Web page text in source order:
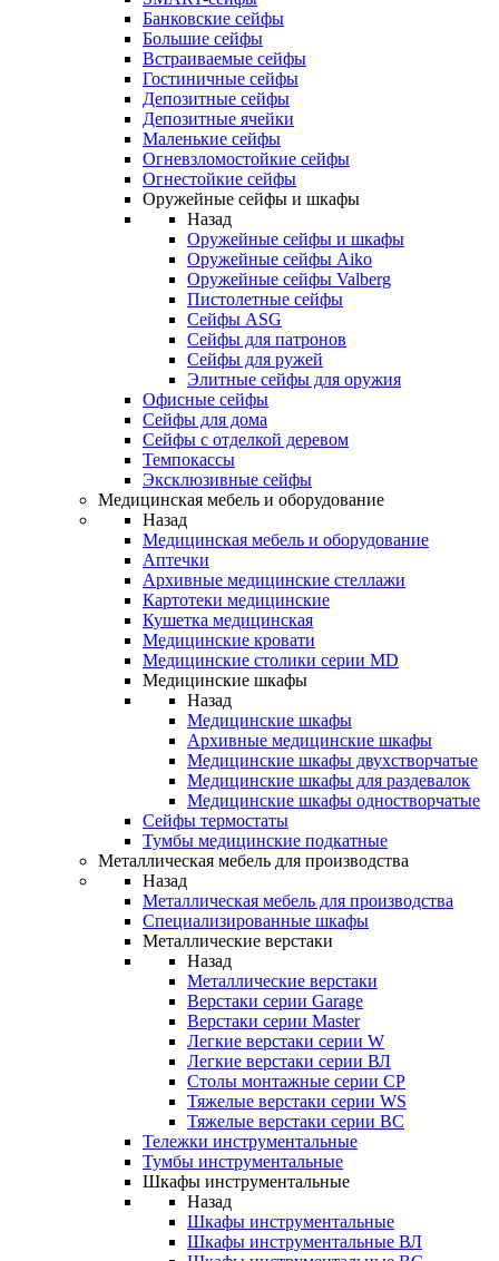
Банковские сейфы
Большие сейфы
Встраиваемые сейфы
Гостиничные сейфы
Депозитные сейфы
Депозитные ячейки
Маленькие сейфы
Огневзломостойкие сейфы
Огнестойкие сейфы
Оружейные сейфы и шкафы
Назад
Оружейные сейфы и шкафы
Оружейные сейфы Aiko
Оружейные сейфы Valberg
Пистолетные сейфы
Сейфы ASG
Сейфы для патронов
Сейфы для ружей
Элитные сейфы для оружия
Офисные сейфы
Сейфы для дома
Сейфы с отделкой деревом
Темпокассы
Эксклюзивные сейфы
Медицинская мебель и оборудование
Назад
Медицинская мебель и оборудование
Аптечки
Архивные медицинские стеллажи
Картотеки медицинские
Кушетка медицинская
Медицинские кровати
Медицинские столики серии MD
Медицинские шкафы
Назад
Медицинские шкафы
Архивные медицинские шкафы
Медицинские шкафы двухстворчатые
Медицинские шкафы для раздевалок
Медицинские шкафы одностворчатые
Сейфы термостаты
Тумбы медицинские подкатные
Металлическая мебель для производства
Назад
Металлическая мебель для производства
Cпециализированные шкафы
Металлические верстаки
Назад
Металлические верстаки
Верстаки серии Garage
Верстаки серии Master
Легкие верстаки серии W
Легкие верстаки серии ВЛ
Столы монтажные серии СР
Тяжелые верстаки серии WS
Тяжелые верстаки серии ВС
Тележки инструментальные
Тумбы инструментальные
Шкафы инструментальные
Назад
Шкафы инструментальные
Шкафы инструментальные ВЛ